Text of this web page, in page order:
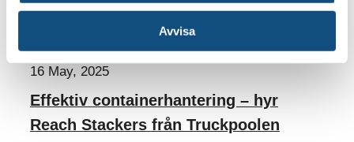
Avvisa
23 May, 2025
16 May, 2025
Effektiv containerhantering – hyr
Reach Stackers från Truckpoolen